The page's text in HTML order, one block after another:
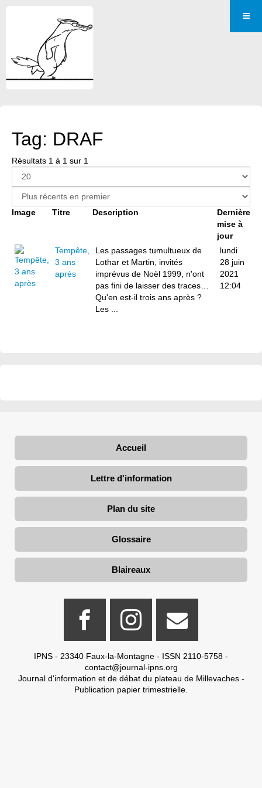
Tag: DRAF
Résultats 1 à 1 sur 1
Image Titre Description
Dernière
mise à
jour
Tempête,
3 ans
après
Les passages tumultueux de
Lothar et Martin, invités
imprévus de Noël 1999, n'ont
pas fini de laisser des traces…
Qu'en est-il trois ans après ?
Les ...
lundi
28 juin
2021
12:04
Accueil
Lettre d'information
Plan du site
Glossaire
Blaireaux
IPNS - 23340 Faux-la-Montagne - ISSN 2110-5758 -
contact@journal-ipns.org
Journal d'information et de débat du plateau de Millevaches -
Publication papier trimestrielle.